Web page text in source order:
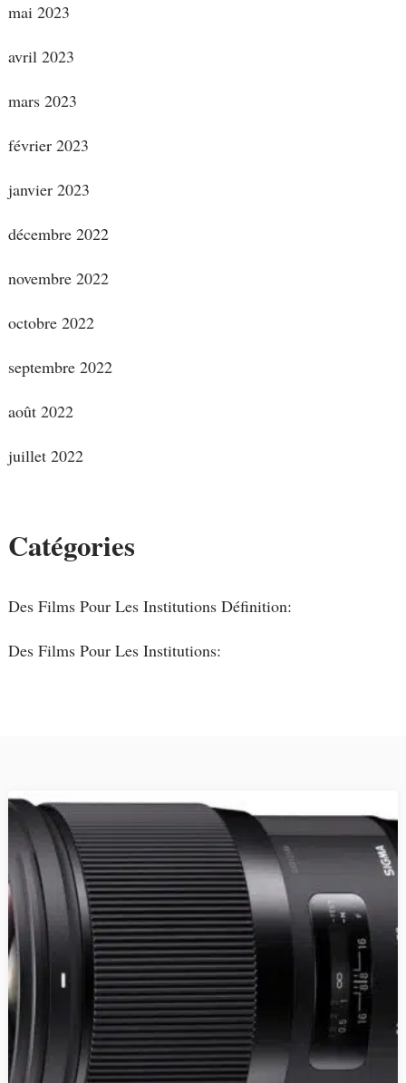
mai 2023
avril 2023
mars 2023
février 2023
janvier 2023
décembre 2022
novembre 2022
octobre 2022
septembre 2022
août 2022
juillet 2022
Catégories
Des Films Pour Les Institutions Définition:
Des Films Pour Les Institutions: